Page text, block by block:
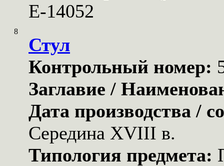
Е-14052
8
Стул
Контрольный номер:
Заглавие /
Дата производства /
Середина XVIII в.
Типология предмета: